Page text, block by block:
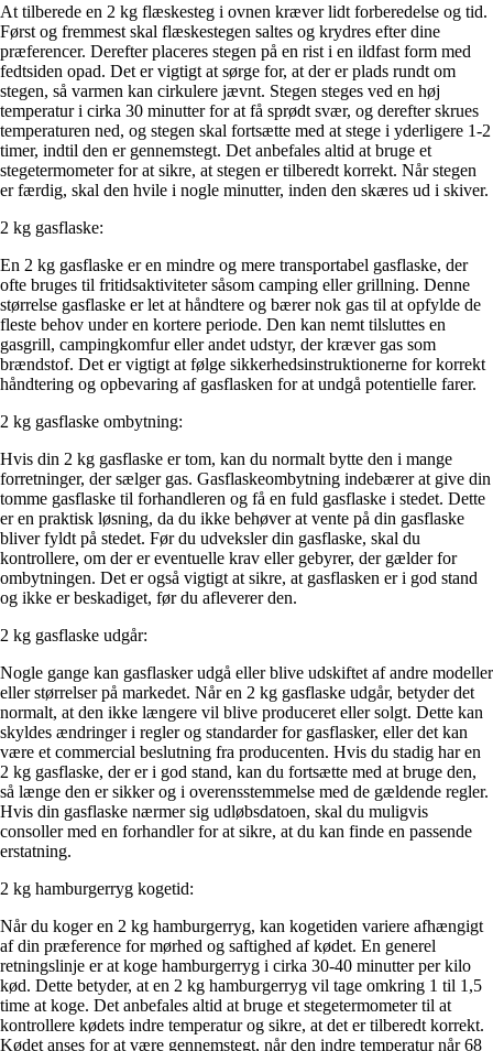
At tilberede en 2 kg flæskesteg i ovnen kræver lidt forberedelse og tid.
Først og fremmest skal flæskestegen saltes og krydres efter dine
præferencer. Derefter placeres stegen på en rist i en ildfast form med
fedtsiden opad. Det er vigtigt at sørge for, at der er plads rundt om
stegen, så varmen kan cirkulere jævnt. Stegen steges ved en høj
temperatur i cirka 30 minutter for at få sprødt svær, og derefter skrues
temperaturen ned, og stegen skal fortsætte med at stege i yderligere 1-2
timer, indtil den er gennemstegt. Det anbefales altid at bruge et
stegetermometer for at sikre, at stegen er tilberedt korrekt. Når stegen
er færdig, skal den hvile i nogle minutter, inden den skæres ud i skiver.
2 kg gasflaske:
En 2 kg gasflaske er en mindre og mere transportabel gasflaske, der
ofte bruges til fritidsaktiviteter såsom camping eller grillning. Denne
størrelse gasflaske er let at håndtere og bærer nok gas til at opfylde de
fleste behov under en kortere periode. Den kan nemt tilsluttes en
gasgrill, campingkomfur eller andet udstyr, der kræver gas som
brændstof. Det er vigtigt at følge sikkerhedsinstruktionerne for korrekt
håndtering og opbevaring af gasflasken for at undgå potentielle farer.
2 kg gasflaske ombytning:
Hvis din 2 kg gasflaske er tom, kan du normalt bytte den i mange
forretninger, der sælger gas. Gasflaskeombytning indebærer at give din
tomme gasflaske til forhandleren og få en fuld gasflaske i stedet. Dette
er en praktisk løsning, da du ikke behøver at vente på din gasflaske
bliver fyldt på stedet. Før du udveksler din gasflaske, skal du
kontrollere, om der er eventuelle krav eller gebyrer, der gælder for
ombytningen. Det er også vigtigt at sikre, at gasflasken er i god stand
og ikke er beskadiget, før du afleverer den.
2 kg gasflaske udgår:
Nogle gange kan gasflasker udgå eller blive udskiftet af andre modeller
eller størrelser på markedet. Når en 2 kg gasflaske udgår, betyder det
normalt, at den ikke længere vil blive produceret eller solgt. Dette kan
skyldes ændringer i regler og standarder for gasflasker, eller det kan
være et commercial beslutning fra producenten. Hvis du stadig har en
2 kg gasflaske, der er i god stand, kan du fortsætte med at bruge den,
så længe den er sikker og i overensstemmelse med de gældende regler.
Hvis din gasflaske nærmer sig udløbsdatoen, skal du muligvis
consoller med en forhandler for at sikre, at du kan finde en passende
erstatning.
2 kg hamburgerryg kogetid:
Når du koger en 2 kg hamburgerryg, kan kogetiden variere afhængigt
af din præference for mørhed og saftighed af kødet. En generel
retningslinje er at koge hamburgerryg i cirka 30-40 minutter per kilo
kød. Dette betyder, at en 2 kg hamburgerryg vil tage omkring 1 til 1,5
time at koge. Det anbefales altid at bruge et stegetermometer til at
kontrollere kødets indre temperatur og sikre, at det er tilberedt korrekt.
Kødet anses for at være gennemstegt, når den indre temperatur når 68